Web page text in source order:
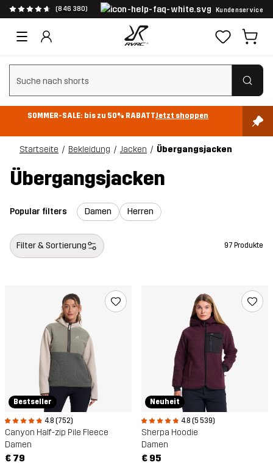
(846 380) Kundenservice
Suchfilter löschen
SOMMER-SALE: bis zu 50% RABATTJetzt shoppen
Startseite Bekleidung Jacken Übergangsjacken
Übergangsjacken
Popular filters Damen Herren
Filter & Sortierung 97 Produkte
Bestseller
4.8 (752)
Canyon Half-zip Pile Fleece
Damen
€ 79
Neuheit
4.8 (5 539)
Sherpa Hoodie
Damen
€ 95